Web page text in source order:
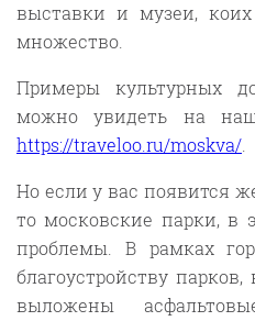
выставки и музеи,
множество.
Примеры культурных
можно увидеть на
https://traveloo.ru/moskva/
Но если у вас появится
то московские парки, в
проблемы. В рамках
благоустройству
выложены